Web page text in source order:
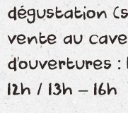
dégustation
vente au
d’ouvertures
12h / 13h – 16h